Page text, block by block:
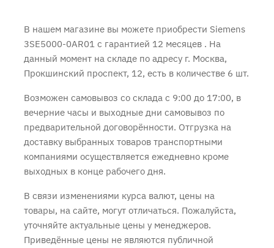
В нашем магазине вы можете приобрести Siemens
3SE5000-0AR01 с гарантией 12 месяцев . На
данный момент на складе по адресу г. Москва,
Прокшинский проспект, 12, есть в количестве 6 шт.
Возможен самовывоз со склада с 9:00 до 17:00, в
вечерние часы и выходные дни самовывоз по
предварительной договорённости. Отгрузка на
доставку выбранных товаров транспортными
компаниями осуществляется ежедневно кроме
выходных в конце рабочего дня.
В связи изменениями курса валют, цены на
товары, на сайте, могут отличаться. Пожалуйста,
уточняйте актуальные цены у менеджеров.
Приведённые цены не являются публичной